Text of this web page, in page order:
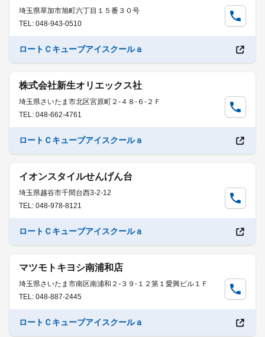
埼玉県草加市旭町六丁目１５番３０号
TEL: 048-943-0510
ロートＣキューブアイスクールａ
株式会社新生オリエックス社
埼玉県さいたま市北区宮原町２-４８-６-２Ｆ
TEL: 048-662-4761
ロートＣキューブアイスクールａ
イオンスタイルせんげん台
埼玉県越谷市千間台西3-2-12
TEL: 048-978-8121
ロートＣキューブアイスクールａ
マツモトキヨシ南浦和店
埼玉県さいたま市南区南浦和２-３９-１２第１愛興ビル１Ｆ
TEL: 048-887-2445
ロートＣキューブアイスクールａ